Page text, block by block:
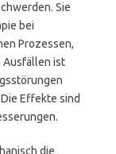
Sie
bei
Prozessen,
Ausfällen ist
Effekte sind
die